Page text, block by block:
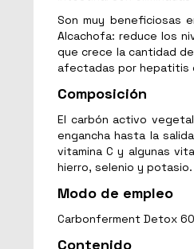
Son muy beneficiosas
Alcachofa: reduce los
que crece la cantidad
afectadas por hepatitis
Composición
El carbón activo
engancha hasta la
vitamina C y algunas
hierro, selenio y potasio.
Modo de empleo
Carbonferment Detox
Contenido